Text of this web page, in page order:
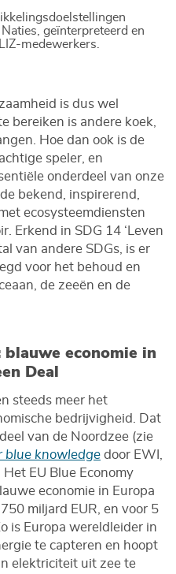
geïnterpreteerd en
medewerkers.
is dus wel
bereiken is andere koek,
Hoe dan ook is de
speler, en
onderdeel van onze
bekend, inspirerend,
ecosysteemdiensten
Erkend in SDG 14 ‘Leven
van andere SDGs, is er
voor het behoud en
de zeeën en de
economie in
Deal
steeds meer het
bedrijvigheid. Dat
van de Noordzee (zie
blue knowledge door EWI,
EU Blue Economy
economie in Europa
miljard EUR, en voor 5
is Europa wereldleider in
te capteren en hoopt
elektriciteit uit zee te